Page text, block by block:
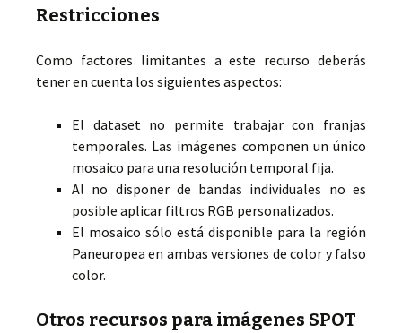
Restricciones
Como factores limitantes a este recurso deberás
tener en cuenta los siguientes aspectos:
El dataset no permite trabajar con franjas
temporales. Las imágenes componen un único
mosaico para una resolución temporal fija.
Al no disponer de bandas individuales no es
posible aplicar filtros RGB personalizados.
El mosaico sólo está disponible para la región
Paneuropea en ambas versiones de color y falso
color.
Otros recursos para imágenes SPOT